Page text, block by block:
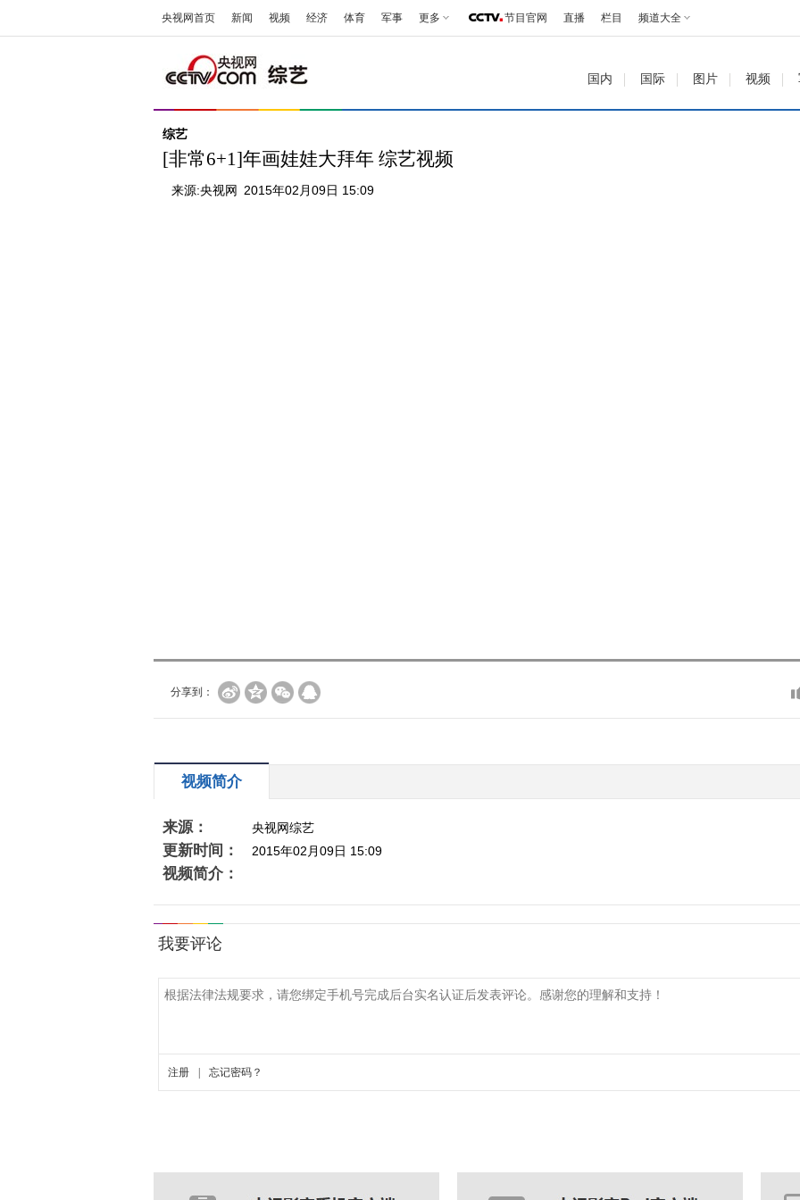
央视网首页 新闻 视频 经济 体育 军事 更多 节目官网 直播 栏目 频道大全
国内 国际 图片 视频
综艺
[非常6+1]年画娃娃大拜年 综艺视频
来源:央视网 2015年02月09日 15:09
分享到：
视频简介
来源： 央视网综艺
更新时间： 2015年02月09日 15:09
视频简介：